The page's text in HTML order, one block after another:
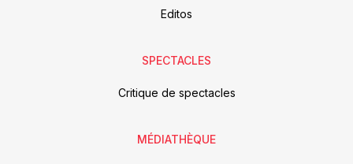
Editos
SPECTACLES
Critique de spectacles
MÉDIATHÈQUE